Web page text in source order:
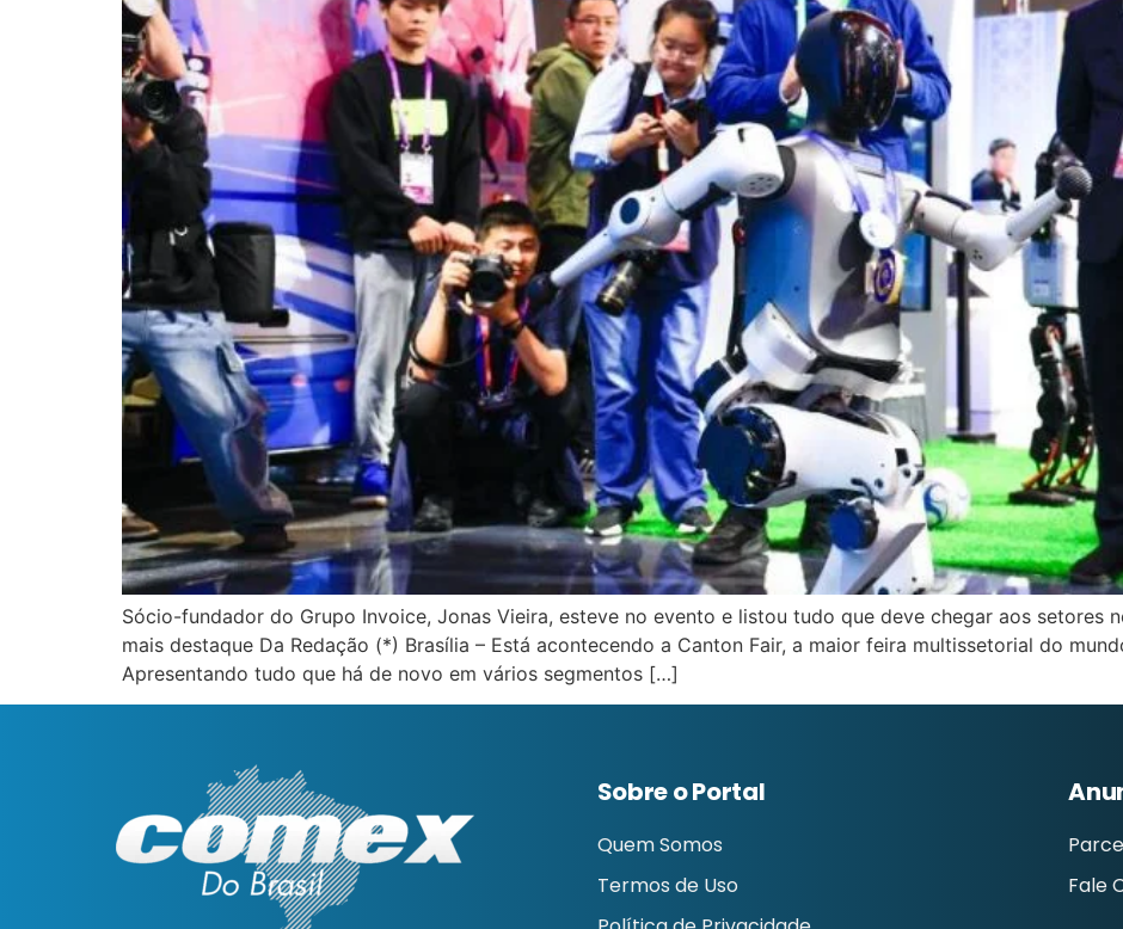
Sócio-fundador do Grupo Invoice, Jonas Vieira, esteve no evento e listou tudo que deve chegar aos setores
mais destaque Da Redação (*) Brasília – Está acontecendo a Canton Fair, a maior feira multissetorial do
Apresentando tudo que há de novo em vários segmentos […]
Sobre o Portal
Quem Somos
Termos de Uso
Fale